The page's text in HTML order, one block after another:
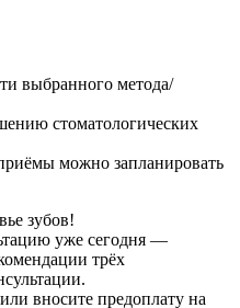
выбранного метода/
стоматологических
можно запланировать
зубов!
уже сегодня —
трёх
вносите предоплату на